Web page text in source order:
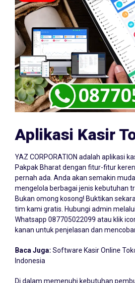
Aplikasi Kasir
YAZ CORPORATION adalah aplikasi
Pakpak Bharat dengan fitur-fitur
pernah ada. Anda akan semakin
mengelola berbagai jenis kebutuhan
Bukan omong kosong! Buktikan
tim kami gratis. Hubungi admin melalui
Whatsapp 087705022099 atau klik
kanan untuk penjelasan dan
Baca Juga: Software Kasir Online
Indonesia
Di dalam memenuhi kebutuhan